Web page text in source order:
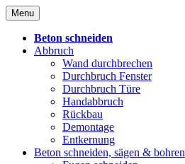
Skip
to
content
Menu
Beton schneiden
Abbruch
Wand durchbrechen
Durchbruch Fenster
Durchbruch Türe
Handabbruch
Rückbau
Demontage
Entkernung
Beton schneiden, sägen & bohren